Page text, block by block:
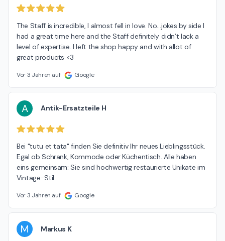
The Staff is incredible, I almost fell in love. No…jokes by side I
had a great time here and the Staff definitely didn’t lack a
level of expertise. I left the shop happy and with allot of
great products <3
Vor 3 Jahren auf Google
A Antik-Ersatzteile H
Bei "tutu et tata" finden Sie definitiv Ihr neues Lieblingsstück.
Egal ob Schrank, Kommode oder Küchentisch. Alle haben
eins gemeinsam: Sie sind hochwertig restaurierte Unikate im
Vintage-Stil.
Vor 3 Jahren auf Google
M Markus K